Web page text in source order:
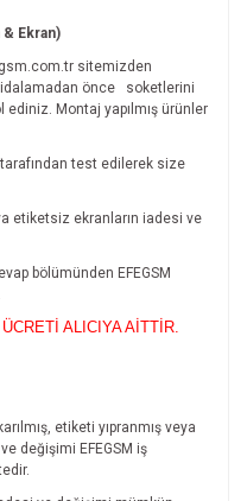
Ekran)
sitemizden
önce
soketlerini
ediniz. Montaj yapılmış ürünler
test edilerek size
etiketsiz ekranların iadesi ve
bölümünden EFEGSM
ALICIYA AİTTİR.
etiketi yıpranmış veya
değişimi EFEGSM iş